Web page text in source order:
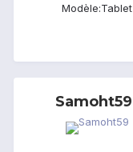
Modèle:Tablet
Samoht59